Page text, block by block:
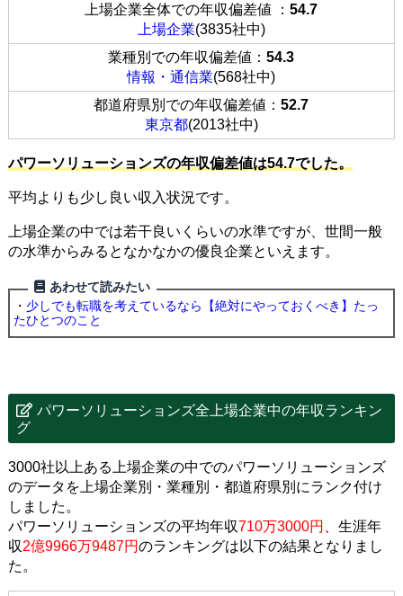
上場企業全体での年収偏差値 ：54.7
上場企業(3835社中)
業種別での年収偏差値：54.3
情報・通信業(568社中)
都道府県別での年収偏差値：52.7
東京都(2013社中)
パワーソリューションズの年収偏差値は54.7でした。
平均よりも少し良い収入状況です。
上場企業の中では若干良いくらいの水準ですが、世間一般
の水準からみるとなかなかの優良企業といえます。
あわせて読みたい
・ 少しでも転職を考えているなら【絶対にやっておくべき】たっ
たひとつのこと
パワーソリューションズ全上場企業中の年収ランキン
グ
3000社以上ある上場企業の中でのパワーソリューションズ
のデータを上場企業別・業種別・都道府県別にランク付け
しました。
パワーソリューションズの平均年収710万3000円
、生涯年
収2億9966万9487円のランキングは以下の結果となりまし
た。